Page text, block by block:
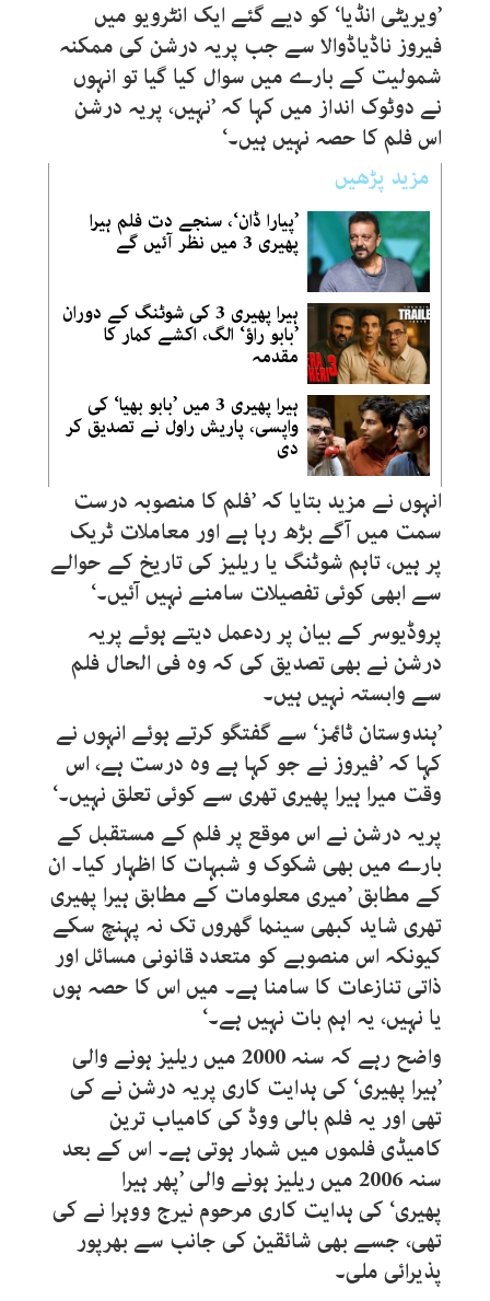
’ویریٹی انڈیا‘ کو دیے گئے ایک انٹرویو میں
فیروز ناڈیاڈوالا سے جب پریہ درشن کی ممکنہ
شمولیت کے بارے میں سوال کیا گیا تو انہوں
نے دوٹوک انداز میں کہا کہ ’نہیں، پریہ درشن
اس فلم کا حصہ نہیں ہیں۔‘
مزید پڑھیں
’پیارا ڈان‘، سنجے دت فلم ہیرا
پھیری 3 میں نظر آئیں گے
ہیرا پھیری 3 کی شوٹنگ کے دوران
’بابو راؤ‘ الگ، اکشے کمار کا
مقدمہ
ہیرا پھیری 3 میں ’بابو بھیا‘ کی
واپسی، پاریش راول نے تصدیق کر
دی
انہوں نے مزید بتایا کہ ’فلم کا منصوبہ درست
سمت میں آگے بڑھ رہا ہے اور معاملات ٹریک
پر ہیں، تاہم شوٹنگ یا ریلیز کی تاریخ کے حوالے
سے ابھی کوئی تفصیلات سامنے نہیں آئیں۔‘
پروڈیوسر کے بیان پر ردعمل دیتے ہوئے پریہ
درشن نے بھی تصدیق کی کہ وہ فی الحال فلم
سے وابستہ نہیں ہیں۔
’ہندوستان ٹائمز‘ سے گفتگو کرتے ہوئے انہوں نے
کہا کہ ’فیروز نے جو کہا ہے وہ درست ہے، اس
وقت میرا ہیرا پھیری تھری سے کوئی تعلق نہیں۔‘
پریہ درشن نے اس موقع پر فلم کے مستقبل کے
بارے میں بھی شکوک و شبہات کا اظہار کیا۔ ان
کے مطابق ’میری معلومات کے مطابق ہیرا پھیری
تھری شاید کبھی سینما گھروں تک نہ پہنچ سکے
کیونکہ اس منصوبے کو متعدد قانونی مسائل اور
ذاتی تنازعات کا سامنا ہے۔ میں اس کا حصہ ہوں
یا نہیں، یہ اہم بات نہیں ہے۔‘
واضح رہے کہ سنہ 2000 میں ریلیز ہونے والی
’ہیرا پھیری‘ کی ہدایت کاری پریہ درشن نے کی
تھی اور یہ فلم بالی ووڈ کی کامیاب ترین
کامیڈی فلموں میں شمار ہوتی ہے۔ اس کے بعد
سنہ 2006 میں ریلیز ہونے والی ’پھر ہیرا
پھیری‘ کی ہدایت کاری مرحوم نیرج ووہرا نے کی
تھی، جسے بھی شائقین کی جانب سے بھرپور
پذیرائی ملی۔